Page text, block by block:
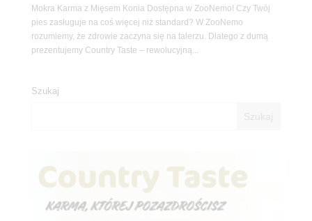
Mokra Karma z Mięsem Konia Dostępna w ZooNemo! Czy Twój
pies zasługuje na coś więcej niż standard? W ZooNemo
rozumiemy, że zdrowie zaczyna się na talerzu. Dlatego z dumą
prezentujemy Country Taste – rewolucyjną...
Szukaj